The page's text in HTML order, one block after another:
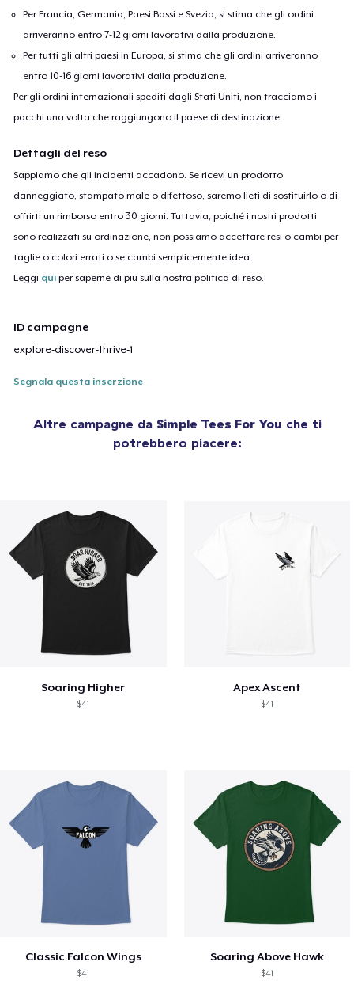
Per Francia, Germania, Paesi Bassi e Svezia, si stima che gli ordini
arriveranno entro 7-12 giorni lavorativi dalla produzione.
Per tutti gli altri paesi in Europa, si stima che gli ordini arriveranno
entro 10-16 giorni lavorativi dalla produzione.
Per gli ordini internazionali spediti dagli Stati Uniti, non tracciamo i
pacchi una volta che raggiungono il paese di destinazione.
Dettagli del reso
Sappiamo che gli incidenti accadono. Se ricevi un prodotto
danneggiato, stampato male o difettoso, saremo lieti di sostituirlo o di
offrirti un rimborso entro 30 giorni. Tuttavia, poiché i nostri prodotti
sono realizzati su ordinazione, non possiamo accettare resi o cambi per
taglie o colori errati o se cambi semplicemente idea.
Leggi qui per saperne di più sulla nostra politica di reso.
ID campagne
explore-discover-thrive-1
Segnala questa inserzione
Altre campagne da Simple Tees For You che ti
potrebbero piacere:
Soaring Higher
$41
Apex Ascent
$41
Classic Falcon Wings
$41
Soaring Above Hawk
$41